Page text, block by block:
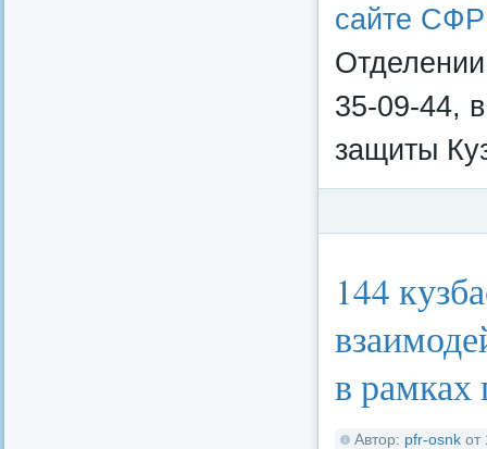
сайте СФР
35-09-44,
защиты
144
в рамках
Автор: pfr-osnk от